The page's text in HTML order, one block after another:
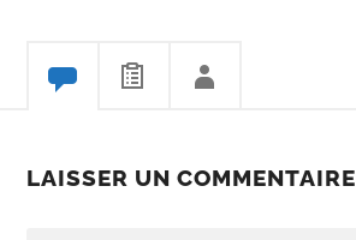
LAISSER UN COMMENTAIRE